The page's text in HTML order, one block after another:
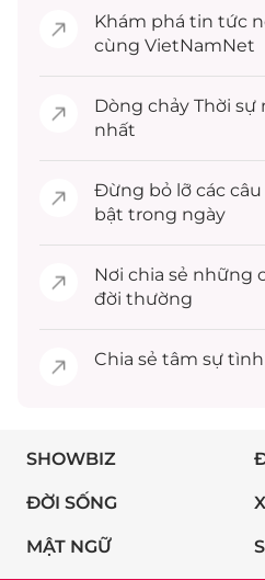
Khám phá tin tức
cùng VietNamNet
Dòng chảy Thời sự
nhất
Đừng bỏ lỡ các
bật trong ngày
Nơi chia sẻ những
đời thường
Chia sẻ tâm sự tình
SHOWBIZ
ĐỜI SỐNG
MẬT NGỮ